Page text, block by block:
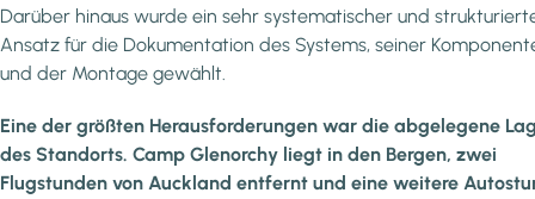
Darüber hinaus wurde ein sehr systematischer und
Ansatz für die Dokumentation des Systems, seiner
und der Montage gewählt.
Eine der größten Herausforderungen war die abgelegene
des Standorts. Camp Glenorchy liegt in den Bergen, zwei
Flugstunden von Auckland entfernt und eine weitere